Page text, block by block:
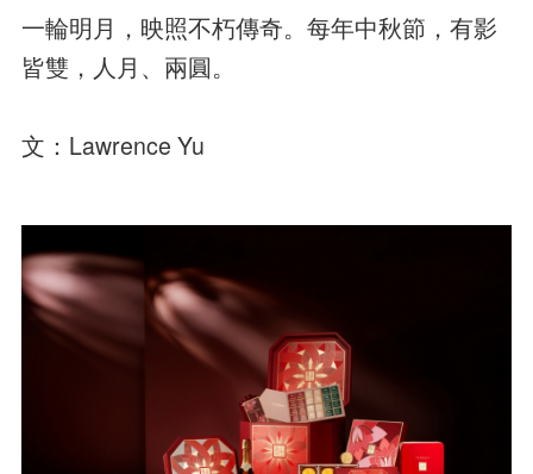
一輪明月，映照不朽傳奇。每年中秋節，有影
皆雙，人月、兩圓。
文：Lawrence Yu